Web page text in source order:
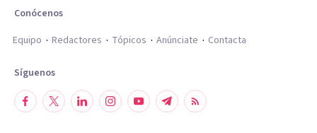
Conócenos
Equipo
Redactores Tópicos Anúnciate Contacta
Síguenos